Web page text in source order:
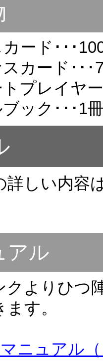
ード･･･
カード･･･
プレイヤ
ック･･･1
詳しい内容
アル
クよりひつ
す。
ニュアル